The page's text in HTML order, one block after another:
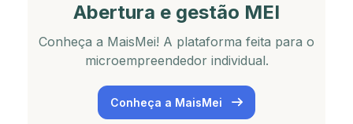
Abertura e gestão MEI
Conheça a MaisMei! A plataforma feita para o
microempreendedor individual.
Conheça a MaisMei